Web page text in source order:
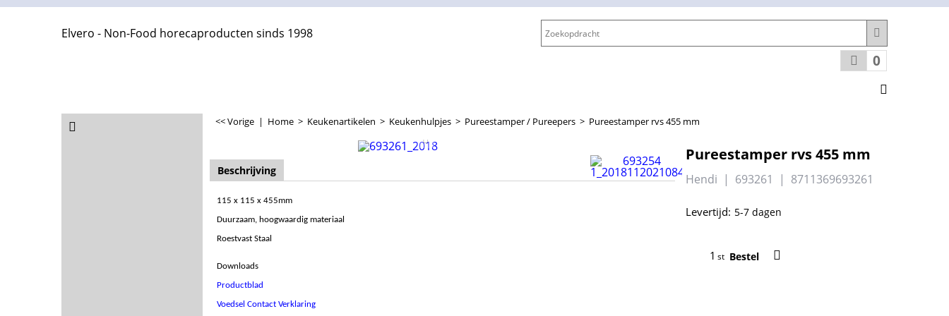
Elvero - Non-Food horecaproducten sinds 1998
0
<< Vorige | Home > Keukenartikelen > Keukenhulpjes > Pureestamper / Pureepers > Pureestamper rvs 455 mm
Pureestamper rvs 455 mm
Hendi 693261 8711369693261
Levertijd: 5-7 dagen
st Bestel
Beschrijving
115 x 115 x 455mm
Duurzaam, hoogwaardig materiaal
Roestvast Staal
Downloads
Productblad
Voedsel Contact Verklaring